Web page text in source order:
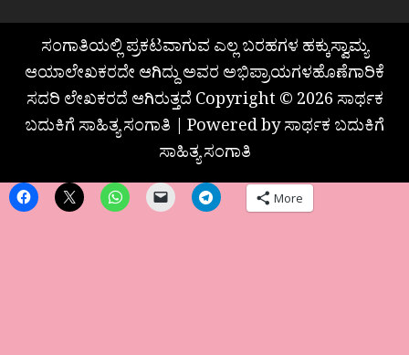
ಸಂಗಾತಿಯಲ್ಲಿ ಪ್ರಕಟವಾಗುವ ಎಲ್ಲ ಬರಹಗಳ ಹಕ್ಕುಸ್ವಾಮ್ಯ
ಆಯಾಲೇಖಕರದೇ ಆಗಿದ್ದು ಅವರ ಅಭಿಪ್ರಾಯಗಳಹೊಣೆಗಾರಿಕೆ
ಸದರಿ ಲೇಖಕರದೆ ಆಗಿರುತ್ತದೆ Copyright © 2026 ಸಾರ್ಥಕ
ಬದುಕಿಗೆ ಸಾಹಿತ್ಯ ಸಂಗಾತಿ | Powered by ಸಾರ್ಥಕ ಬದುಕಿಗೆ
ಸಾಹಿತ್ಯ ಸಂಗಾತಿ
More